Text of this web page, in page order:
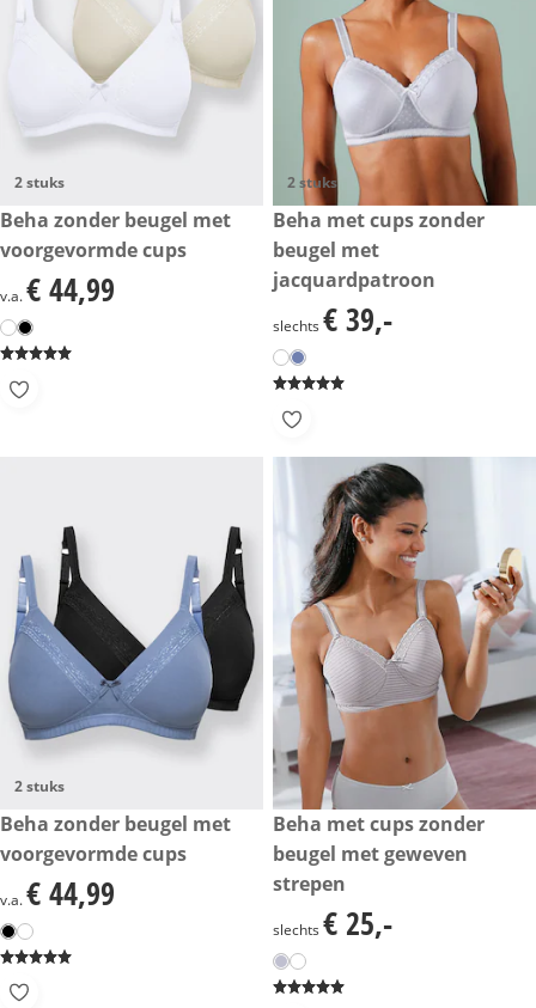
2 stuks
€ 44,99
Beha zonder beugel met
voorgevormde cups
€ 44,99
v.a.€ 44,99
2 stuks
€ 39,-
Beha met cups zonder
beugel met
jacquardpatroon
€ 39,-
slechts € 39,-
2 stuks
€ 44,99
Beha zonder beugel met
voorgevormde cups
€ 44,99
v.a.€ 44,99
€ 25,-
Beha met cups zonder
beugel met geweven
strepen
€ 25,-
slechts € 25,-